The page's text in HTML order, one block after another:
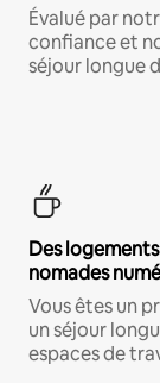
Évalué par
confiance et
séjour longue
Des
nomades
Vous êtes un
un séjour
espaces de